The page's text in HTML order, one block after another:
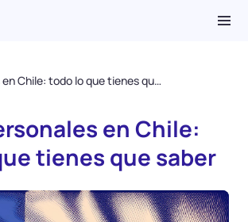
Datos personales en Chile: todo lo que tienes que saber
en Chile:
tienes que saber